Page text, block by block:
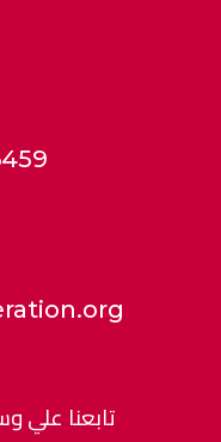
تابعنا علي